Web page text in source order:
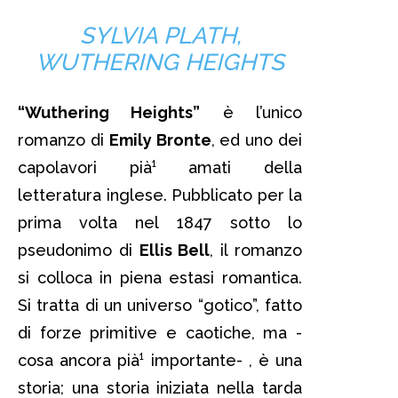
SYLVIA PLATH,
WUTHERING HEIGHTS
“Wuthering Heights” è l’unico
romanzo di Emily Bronte, ed uno dei
capolavori pià¹ amati della
letteratura inglese. Pubblicato per la
prima volta nel 1847 sotto lo
pseudonimo di Ellis Bell, il romanzo
si colloca in piena estasi romantica.
Si tratta di un universo “gotico”, fatto
di forze primitive e caotiche, ma -
cosa ancora pià¹ importante- , è una
storia; una storia iniziata nella tarda